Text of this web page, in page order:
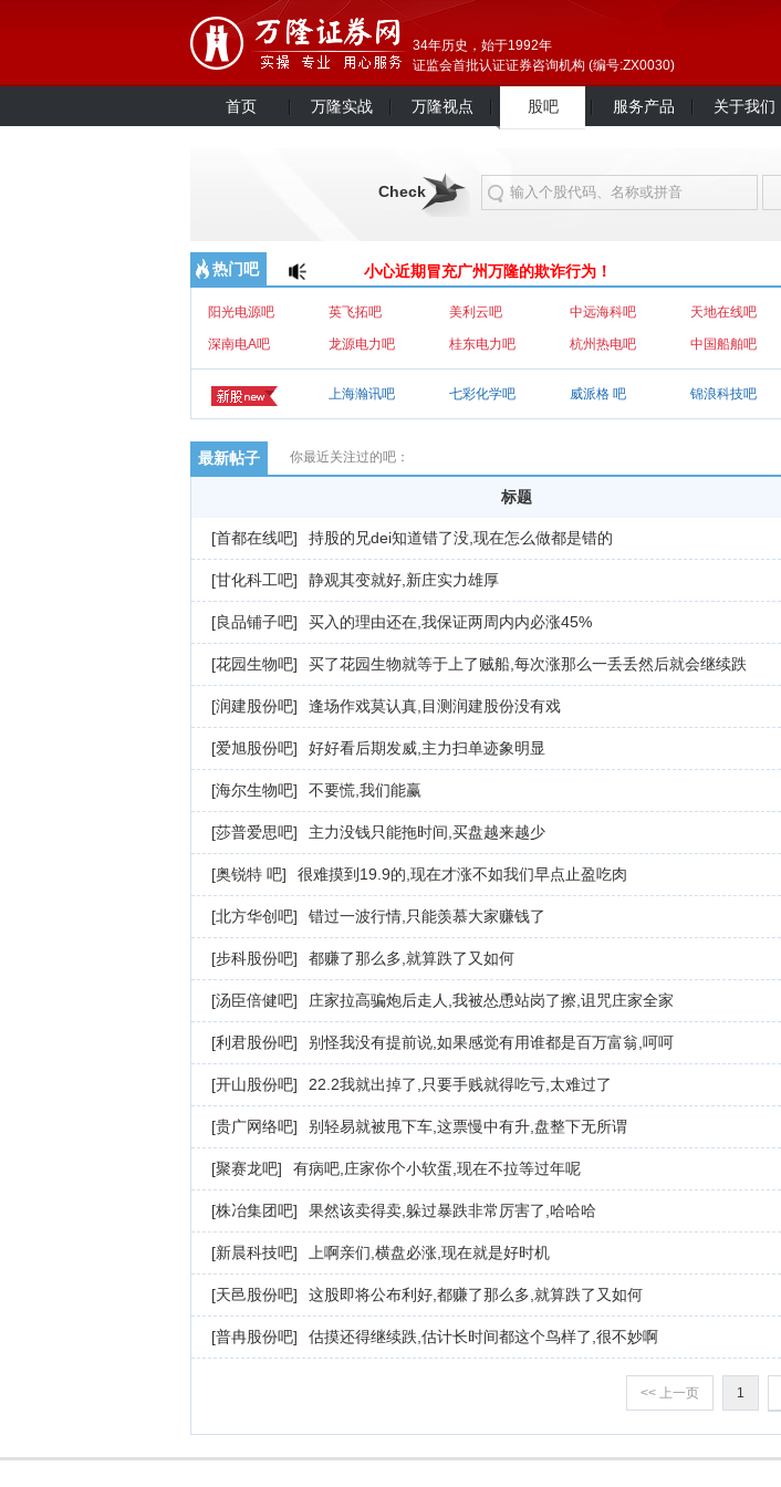
34年历史，始于1992年
证监会首批认证证券咨询机构 (编号:ZX0030)
首页 万隆实战 万隆视点 股吧 服务产品 关于我们
Check
热门吧
小心近期冒充广州万隆的欺诈行为！ 小心近期冒充广州万隆的欺诈行为！
阳光电源吧 英飞拓吧 美利云吧 中远海科吧 天地在线吧
深南电A吧 龙源电力吧 桂东电力吧 杭州热电吧 中国船舶吧
上海瀚讯吧 七彩化学吧 威派格 吧 锦浪科技吧
最新帖子 你最近关注过的吧：
标题
[首都在线吧] 持股的兄dei知道错了没,现在怎么做都是错的
[甘化科工吧] 静观其变就好,新庄实力雄厚
[良品铺子吧] 买入的理由还在,我保证两周内内必涨45%
[花园生物吧] 买了花园生物就等于上了贼船,每次涨那么一丢丢然后就会继续跌
[润建股份吧] 逢场作戏莫认真,目测润建股份没有戏
[爱旭股份吧] 好好看后期发威,主力扫单迹象明显
[海尔生物吧] 不要慌,我们能赢
[莎普爱思吧] 主力没钱只能拖时间,买盘越来越少
[奥锐特 吧] 很难摸到19.9的,现在才涨不如我们早点止盈吃肉
[北方华创吧] 错过一波行情,只能羡慕大家赚钱了
[步科股份吧] 都赚了那么多,就算跌了又如何
[汤臣倍健吧] 庄家拉高骗炮后走人,我被怂恿站岗了擦,诅咒庄家全家
[利君股份吧] 别怪我没有提前说,如果感觉有用谁都是百万富翁,呵呵
[开山股份吧] 22.2我就出掉了,只要手贱就得吃亏,太难过了
[贵广网络吧] 别轻易就被甩下车,这票慢中有升,盘整下无所谓
[聚赛龙吧] 有病吧,庄家你个小软蛋,现在不拉等过年呢
[株冶集团吧] 果然该卖得卖,躲过暴跌非常厉害了,哈哈哈
[新晨科技吧] 上啊亲们,横盘必涨,现在就是好时机
[天邑股份吧] 这股即将公布利好,都赚了那么多,就算跌了又如何
[普冉股份吧] 估摸还得继续跌,估计长时间都这个鸟样了,很不妙啊
<< 上一页 1